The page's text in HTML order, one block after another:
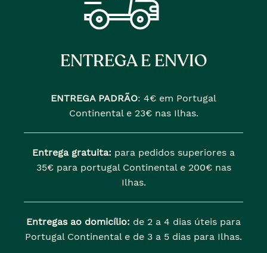
ENTREGA E ENVIO
ENTREGA PADRÃO: 4€ em Portugal
Continental e 23€ nas Ilhas.
Entrega gratuita: para pedidos superiores a
35€ para portugal Continental e 200€ nas
Ilhas.
Entregas ao domicílio: de 2 a 4 dias úteis para
Portugal Continental e de 3 a 5 dias para Ilhas.